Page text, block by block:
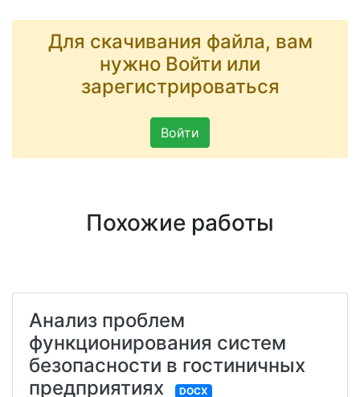
Для скачивания файла, вам
нужно Войти или
зарегистрироваться
Войти
Похожие работы
Анализ проблем
функционирования систем
безопасности в гостиничных
предприятиях
DOCX